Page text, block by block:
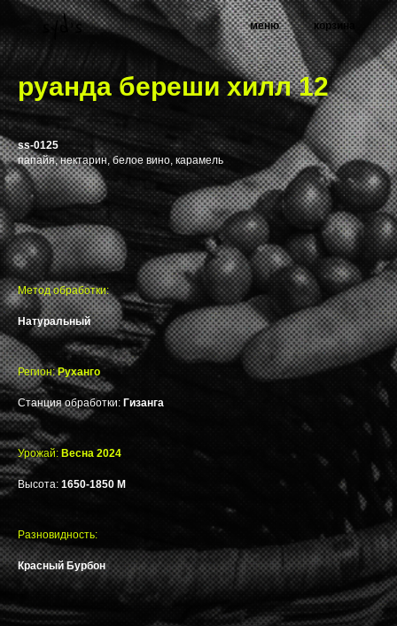
меню корзина
руанда береши хилл 12
ss-0125
папайя, нектарин, белое вино, карамель
Метод обработки:
Натуральный
Регион:Руханго
Станция обработки: Гизанга
Урожай: Весна 2024
Высота: 1650-1850 М
Разновидность:
Красный Бурбон